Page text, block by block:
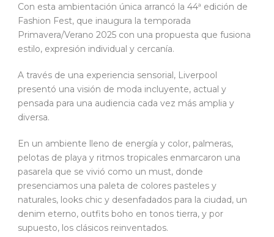
Con esta ambientación única arrancó la 44ª edición de
Fashion Fest, que inaugura la temporada
Primavera/Verano 2025 con una propuesta que fusiona
estilo, expresión individual y cercanía.
A través de una experiencia sensorial, Liverpool
presentó una visión de moda incluyente, actual y
pensada para una audiencia cada vez más amplia y
diversa.
En un ambiente lleno de energía y color, palmeras,
pelotas de playa y ritmos tropicales enmarcaron una
pasarela que se vivió como un must, donde
presenciamos una paleta de colores pasteles y
naturales, looks chic y desenfadados para la ciudad, un
denim eterno, outfits boho en tonos tierra, y por
supuesto, los clásicos reinventados.